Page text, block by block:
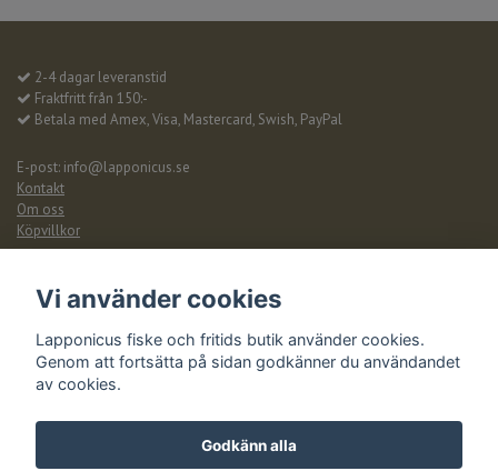
2-4 dagar leveranstid
Fraktfritt från 150:-
Betala med Amex, Visa, Mastercard, Swish, PayPal
E-post: info@lapponicus.se
Kontakt
Om oss
Köpvillkor
Powered by Quickbutik
Vi använder cookies
Lapponicus fiske och fritids butik använder cookies.
Genom att fortsätta på sidan godkänner du användandet
av cookies.
Godkänn alla